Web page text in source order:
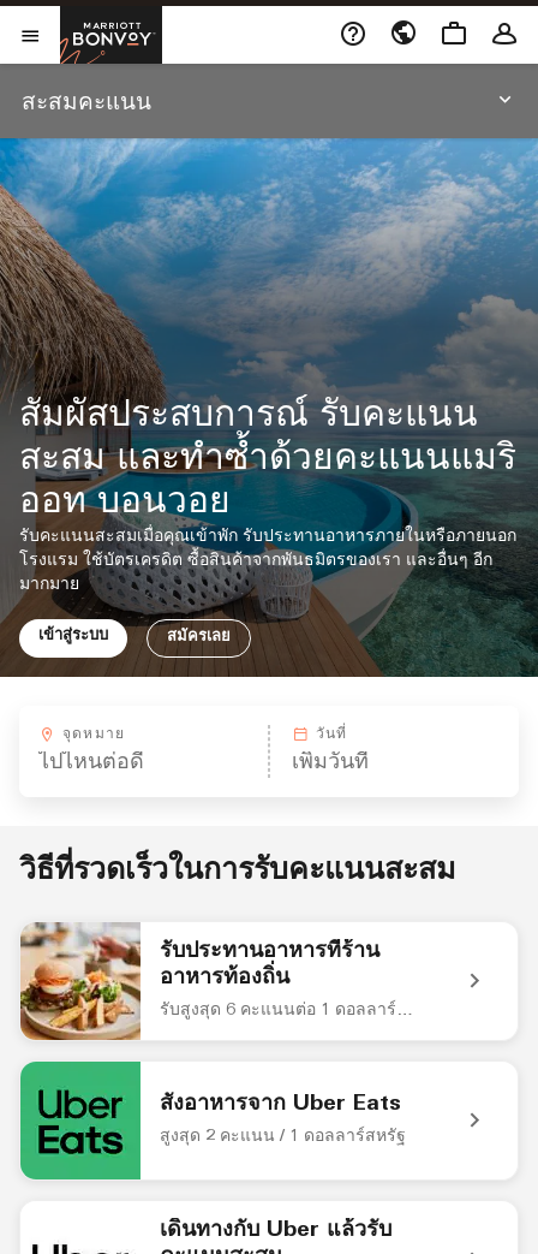
Skip to Content
เปิดเมนูMarriott Bonvoyเปิดในหน้าต่างใหม่
สะสมคะแนน
สัมผัสประสบการณ์ รับคะแนน
สะสม และทำซ้ำด้วยคะแนนแมริ
ออท บอนวอย
รับคะแนนสะสมเมื่อคุณเข้าพัก รับประทานอาหารภายในหรือภายนอก
โรงแรม ใช้บัตรเครดิต ซื้อสินค้าจากพันธมิตรของเรา และอื่นๆ อีก
มากมาย
เข้าสู่ระบบ สมัครเลย
จุดหมาย วันที่
วิธีที่รวดเร็วในการรับคะแนนสะสม
รับประทานอาหารที่ร้าน
อาหารท้องถิ่น
รับสูงสุด 6 คะแนนต่อ 1 ดอลลาร์สหรัฐ
สั่งอาหารจาก Uber Eats
สูงสุด 2 คะแนน / 1 ดอลลาร์สหรัฐ
เดินทางกับ Uber แล้วรับ